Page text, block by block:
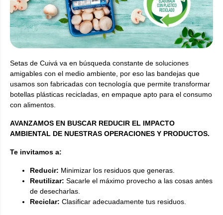
Setas de Cuivá va en búsqueda constante de soluciones
amigables con el medio ambiente, por eso las bandejas que
usamos son fabricadas con tecnología que permite transformar
botellas plásticas recicladas, en empaque apto para el consumo
con alimentos.
AVANZAMOS EN BUSCAR REDUCIR EL IMPACTO
AMBIENTAL DE NUESTRAS OPERACIONES Y PRODUCTOS.
Te invitamos a:
Reducir: Minimizar los residuos que generas.
Reutilizar: Sacarle el máximo provecho a las cosas antes
de desecharlas.
Reciclar: Clasificar adecuadamente tus residuos.